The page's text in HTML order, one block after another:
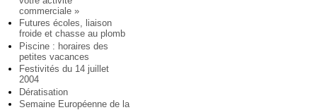
commerciale »
Futures écoles, liaison
froide et chasse au plomb
Piscine : horaires des
petites vacances
Festivités du 14 juillet
2004
Dératisation
Semaine Européenne de la